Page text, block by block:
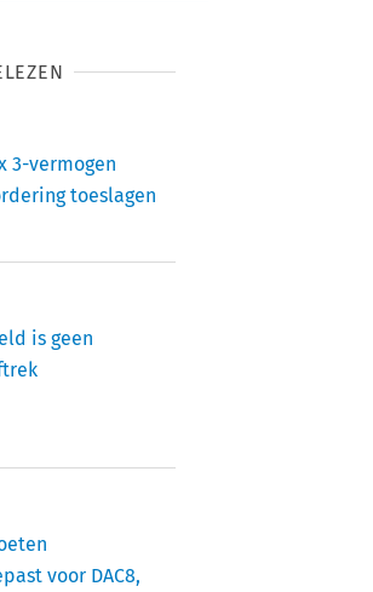
3-vermogen
toeslagen
is geen
voor DAC8,